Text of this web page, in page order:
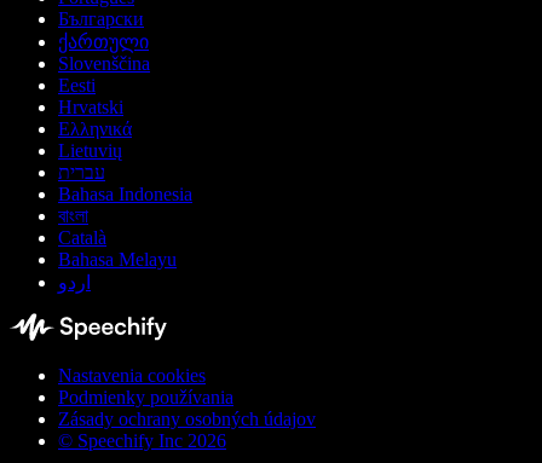
Български
ქართული
Slovenščina
Eesti
Hrvatski
Ελληνικά
Lietuvių
עברית
Bahasa Indonesia
বাংলা
Català
Bahasa Melayu
اردو
Nastavenia cookies
Podmienky používania
Zásady ochrany osobných údajov
© Speechify Inc 2026